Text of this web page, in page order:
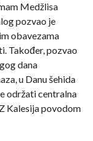
Medžlisa
pozvao je
obavezama
Također, pozvao
dana
u Danu šehida
održati centralna
Kalesija povodom